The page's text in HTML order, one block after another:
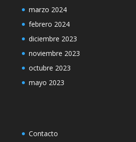
marzo 2024
febrero 2024
diciembre 2023
noviembre 2023
octubre 2023
mayo 2023
Contacto